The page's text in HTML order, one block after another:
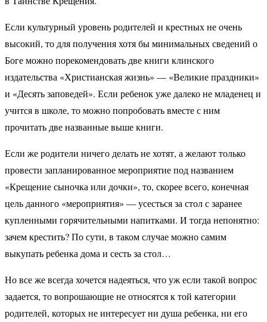
Если культурный уровень родителей и крестных не очень
высокий, то для получения хотя бы минимальных сведений о
Боге можно порекомендовать две книги клинского
издательства «Христианская жизнь» — «Великие праздники»
и «Десять заповедей». Если ребенок уже далеко не младенец и
учится в школе, то можно попробовать вместе с ним
прочитать две названные выше книги.
Если же родители ничего делать не хотят, а желают только
провести запланированное мероприятие под названием
«Крещение сыночка или дочки», то, скорее всего, конечная
цель данного «мероприятия» — усесться за стол с заранее
купленными горячительными напитками. И тогда непонятно:
зачем крестить? По сути, в таком случае можно самим
выкупать ребенка дома и сесть за стол…
Но все же всегда хочется надеяться, что уж если такой вопрос
задается, то вопрошающие не относятся к той категории
родителей, которых не интересует ни душа ребенка, ни его